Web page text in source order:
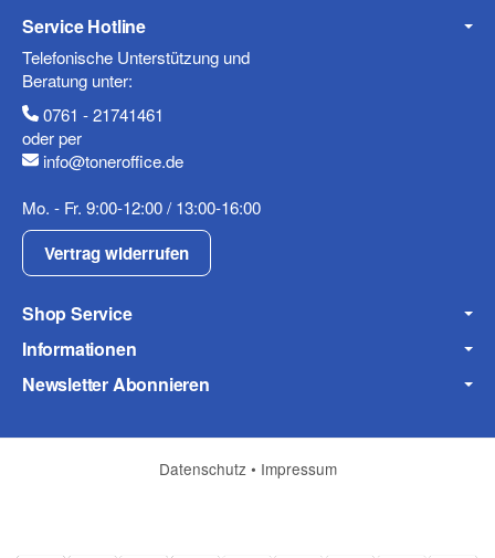
Mobiltelefon
Fax
Frage zum Artikel
Service Hotline
Telefonische Unterstützung und
Beratung unter:
0761 - 21741461
oder per
info@toneroffice.de
Mo. - Fr. 9:00-12:00 / 13:00-16:00
Vertrag widerrufen
Shop Service
Informationen
Newsletter Abonnieren
Datenschutz • Impressum